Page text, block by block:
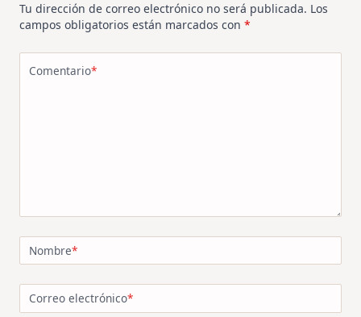
Tu dirección de correo electrónico no será publicada. Los
campos obligatorios están marcados con *
Comentario*
Nombre*
Correo electrónico*